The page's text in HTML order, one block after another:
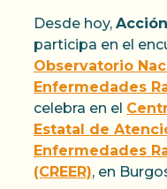
Desde hoy,
participa en el
Observatorio
Enfermedades
celebra en el
Estatal de
Enfermedades
(CREER), en